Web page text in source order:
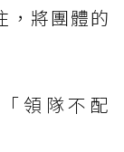
，將團體的
領隊不配